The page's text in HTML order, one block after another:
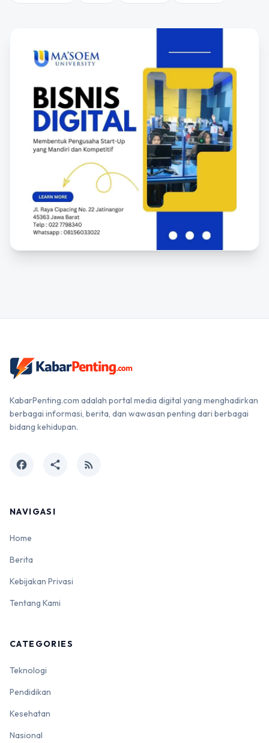
KabarPenting.com adalah portal media digital yang menghadirkan
berbagai informasi, berita, dan wawasan penting dari berbagai
bidang kehidupan.
facebook share rss_feed
NAVIGASI
Home
Berita
Kebijakan Privasi
Tentang Kami
CATEGORIES
Teknologi
Pendidikan
Kesehatan
Nasional